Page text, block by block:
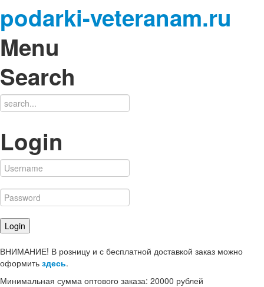
podarki-veteranam.ru
Menu
Search
Login
ВНИМАНИЕ! В розницу и с бесплатной доставкой заказ можно
оформить здесь.
Минимальная сумма оптового заказа: 20000 рублей